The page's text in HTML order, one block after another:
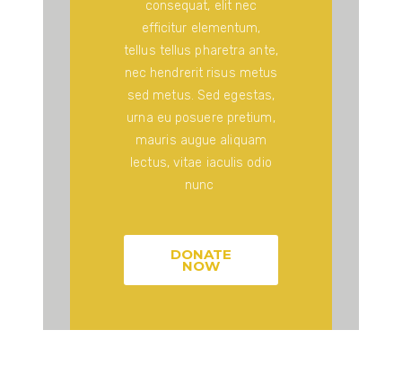
consequat, elit nec
efficitur elementum,
tellus tellus pharetra ante,
nec hendrerit risus metus
sed metus. Sed egestas,
urna eu posuere pretium,
mauris augue aliquam
lectus, vitae iaculis odio
nunc
DONATE
NOW